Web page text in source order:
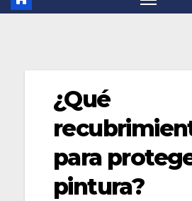
¿Qué
para
pintura?